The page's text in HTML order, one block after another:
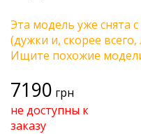
Эта модель уже снята
(дужки и, скорее
Ищите похожие
7190 грн
не доступны к
заказу